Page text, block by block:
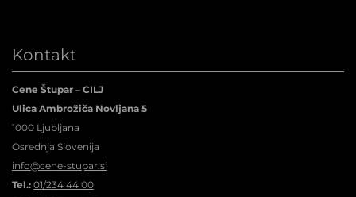
Kontakt
Cene Štupar – CILJ
Ulica Ambrožiča Novljana 5
1000 Ljubljana
Osrednja Slovenija
info@cene-stupar.si
Tel.: 01/234 44 00